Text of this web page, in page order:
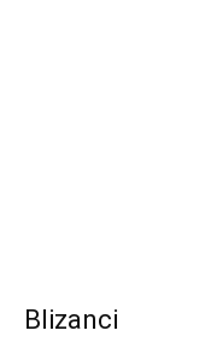
Blizanci